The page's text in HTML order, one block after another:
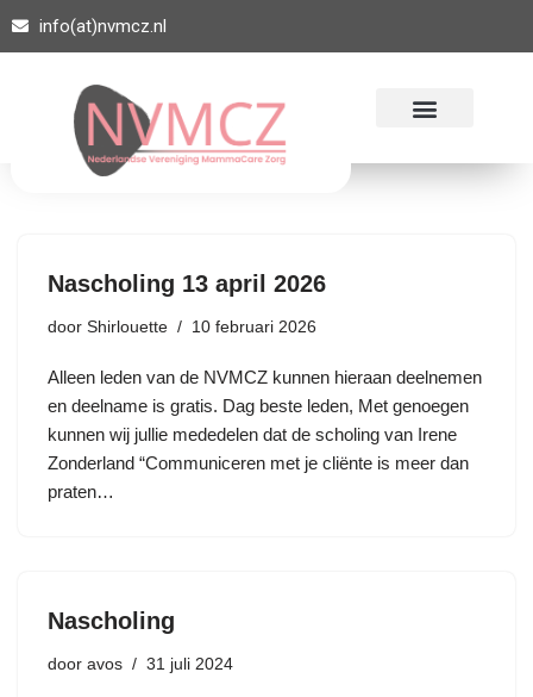
info(at)nvmcz.nl
Nascholing 13 april 2026
door Shirlouette 10 februari 2026
Alleen leden van de NVMCZ kunnen hieraan deelnemen
en deelname is gratis. Dag beste leden, Met genoegen
kunnen wij jullie mededelen dat de scholing van Irene
Zonderland “Communiceren met je cliënte is meer dan
praten…
Nascholing
door avos 31 juli 2024